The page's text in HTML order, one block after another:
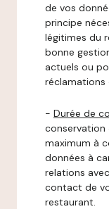
de vos
principe
légitimes du
bonne
actuels ou
réclamations
- Durée de
conservation
maximum à
données à
relations
contact de
restaurant.